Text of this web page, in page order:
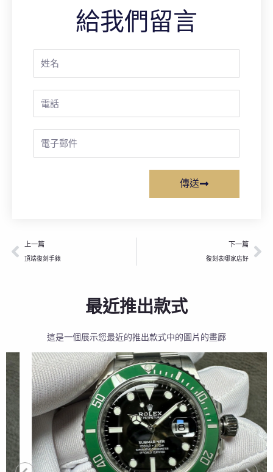
給我們留言
Name
傳送
上一頁
上一篇
頂端復刻手錶
下一篇
復刻表哪家店好
下
最近推出款式
這是一個展示您最近的推出款式中的圖片的畫廊